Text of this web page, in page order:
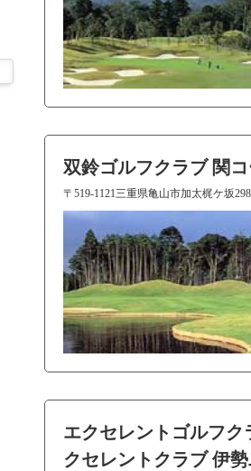
双鈴ゴルフクラブ 関コ
〒519-1121三重県亀山市加太梶ケ坂
エクセレントゴルフ
クセレントクラブ 伊勢